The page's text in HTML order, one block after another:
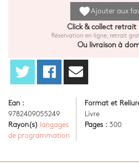
favoriteAjouter aux
Click & collect retrait
Réservation en ligne, retrait
Ou livraison à
Ean :
9782409055249
Rayon(s)
langages
de programmation
Format et
Livre
Pages : 300